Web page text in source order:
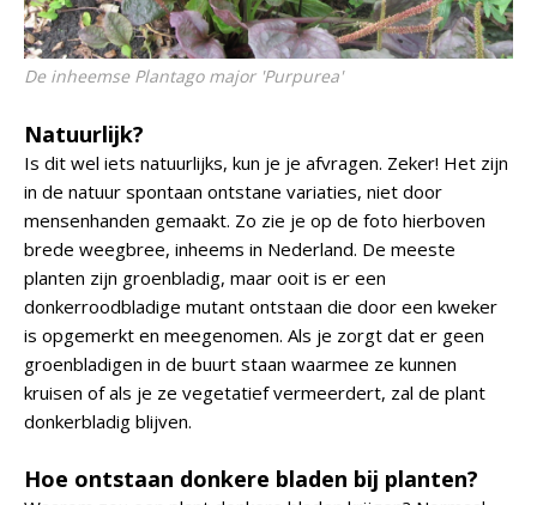
De inheemse Plantago major'Purpurea'
Natuurlijk?
Is dit wel iets natuurlijks, kun je je afvragen. Zeker! Het zijn
in de natuur spontaan ontstane variaties, niet door
mensenhanden gemaakt. Zo zie je op de foto hierboven
brede weegbree, inheems in Nederland. De meeste
planten zijn groenbladig, maar ooit is er een
donkerroodbladige mutant ontstaan die door een kweker
is opgemerkt en meegenomen. Als je zorgt dat er geen
groenbladigen in de buurt staan waarmee ze kunnen
kruisen of als je ze vegetatief vermeerdert, zal de plant
donkerbladig blijven.
Hoe ontstaan donkere bladen bij planten?